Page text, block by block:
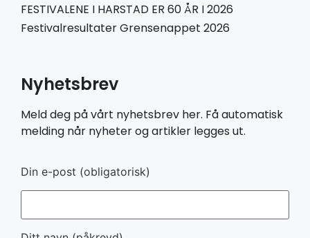
FESTIVALENE I HARSTAD ER 60 ÅR I 2026
Festivalresultater Grensenappet 2026
Nyhetsbrev
Meld deg på vårt nyhetsbrev her. Få automatisk
melding når nyheter og artikler legges ut.
Din e-post (obligatorisk)